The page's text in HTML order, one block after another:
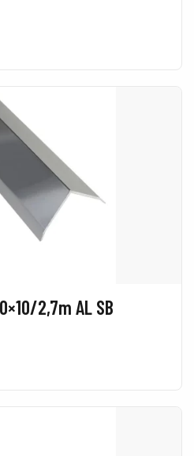
2,7m AL SB